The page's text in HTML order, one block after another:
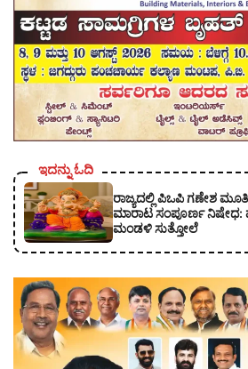
ಇದನ್ನು ಓದಿ
ರಾಜ್ಯದಲ್ಲಿ ಪಿಒಪಿ ಗಣೇಶ
ಮಾರಾಟ ಸಂಪೂರ್ಣ ನಿಷೇಧ:
ಮಂಡಳಿ ಸುತ್ತೋಲೆ